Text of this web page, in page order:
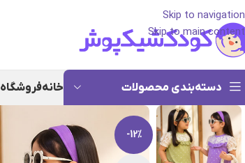
Skip to navigation
Skip to main content
دسته‌بندی محصولات خانهفروشگاه
-12%